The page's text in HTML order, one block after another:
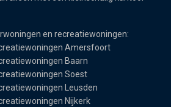
en recreatiewoningen:
Amersfoort
Baarn
Soest
Leusden
Nijkerk